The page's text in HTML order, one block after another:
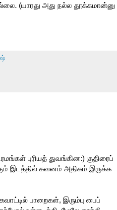
(யாரது அது நல்ல தூக்கமான்னு
புரியத் துவங்கின:) குதிரைப்
இடத்தில் கவனம் அதிகம் இருக்க
பாறைகள், இரும்பு பைப்